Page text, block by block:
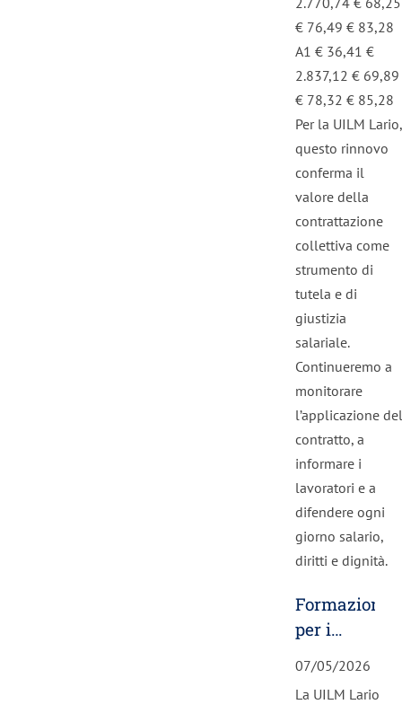
€ 76,49 € 83,28
A1 € 36,41 €
2.837,12 € 69,89
€ 78,32 € 85,28
Per la UILM Lario,
questo rinnovo
conferma il
valore della
contrattazione
collettiva come
strumento di
tutela e di
giustizia
salariale.
Continueremo a
monitorare
l’applicazione del
contratto, a
informare i
lavoratori e a
difendere ogni
giorno salario,
diritti e dignità.
Formazione
per i
RSU:
comunicare
07/05/2026
La UILM Lario